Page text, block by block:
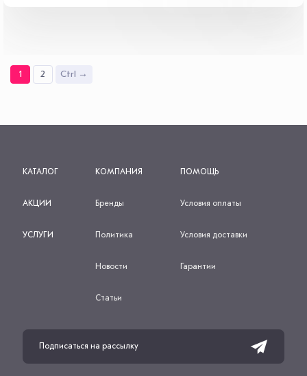
1 2 Ctrl →
КАТАЛОГ
АКЦИИ
УСЛУГИ
КОМПАНИЯ
Бренды
Политика
Новости
Статьи
ПОМОЩЬ
Условия оплаты
Условия доставки
Гарантии